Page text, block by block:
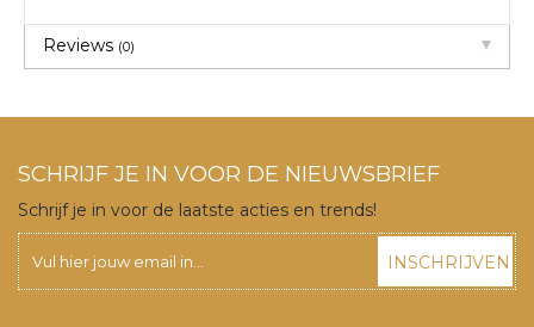
Reviews (0)
SCHRIJF JE IN VOOR DE NIEUWSBRIEF
Schrijf je in voor de laatste acties en trends!
INSCHRIJVEN